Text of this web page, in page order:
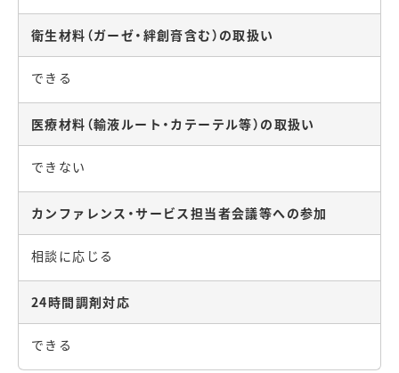
衛生材料（ガーゼ・絆創膏含む）の取扱い
できる
医療材料（輸液ルート・カテーテル等）の取扱い
できない
カンファレンス・サービス担当者会議等への参加
相談に応じる
24時間調剤対応
できる